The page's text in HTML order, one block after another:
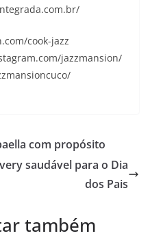
cook-jazz
jazzmansion/
com propósito
saudável para o Dia
dos Pais
também